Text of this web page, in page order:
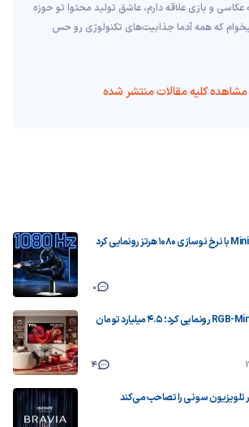
عکاسی و بازی علاقه دارم، عاشق تولید محتوا تو حوزه
که همه آدما جذابیت‌های تکنولوژی رو حس
مشاهده کلیه مقالات منتشر شده
0
تی‌سی‌ال از تلویزیون RGB-Mini LED رونمایی کرد؛ ۴.۵ میلیارد تومان
4